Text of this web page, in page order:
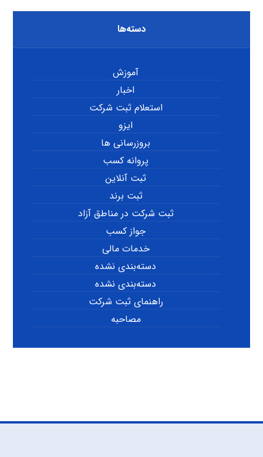
دسته‌ها
آموزش
اخبار
استعلام ثبت شرکت
ایزو
بروزرسانی ها
پروانه کسب
ثبت آنلاین
ثبت برند
ثبت شرکت در مناطق آزاد
جواز کسب
خدمات مالی
دسته‌بندی نشده
دسته‌بندی نشده
راهنمای ثبت شرکت
مصاحبه